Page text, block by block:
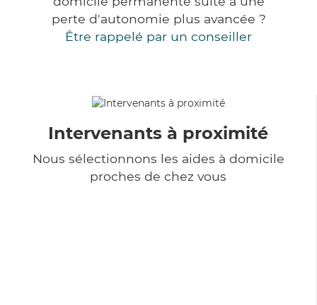
perte d'autonomie plus avancée ?
Être rappelé par un conseiller
Intervenants à proximité
Nous sélectionnons les aides à domicile
proches de chez vous